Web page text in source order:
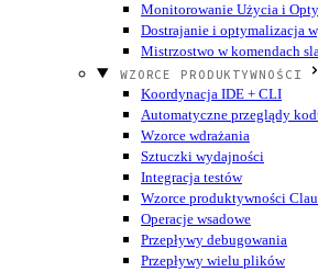
Monitorowanie Użycia i
Dostrajanie i optymalizacja
Mistrzostwo w komendach
WZORCE PRODUKTYWNOŚCI
Koordynacja IDE + CLI
Automatyczne przeglądy
Wzorce wdrażania
Sztuczki wydajności
Integracja testów
Wzorce produktywności
Operacje wsadowe
Przepływy debugowania
Przepływy wielu plików